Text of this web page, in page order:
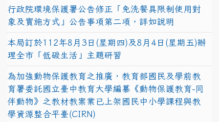
行政院環境保護署公告修正「免洗餐具限制使用對
象及實施方式」公告事項第二項，詳如說明
本局訂於112年8月3日(星期四)及8月4日(星期五)辦
理全市「低碳生活」主題研習
為加強動物保護教育之推廣，教育部國民及學前教
育署委託國立臺中教育大學編纂《動物保護教育-同
伴動物》之教材教案業已上架國民中小學課程與教
學資源整合平臺(CIRN)